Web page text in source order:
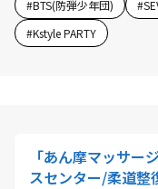
#BTS(防弾少年団) #
#Kstyle PARTY
「あん摩マッサー
スセンター/柔道整